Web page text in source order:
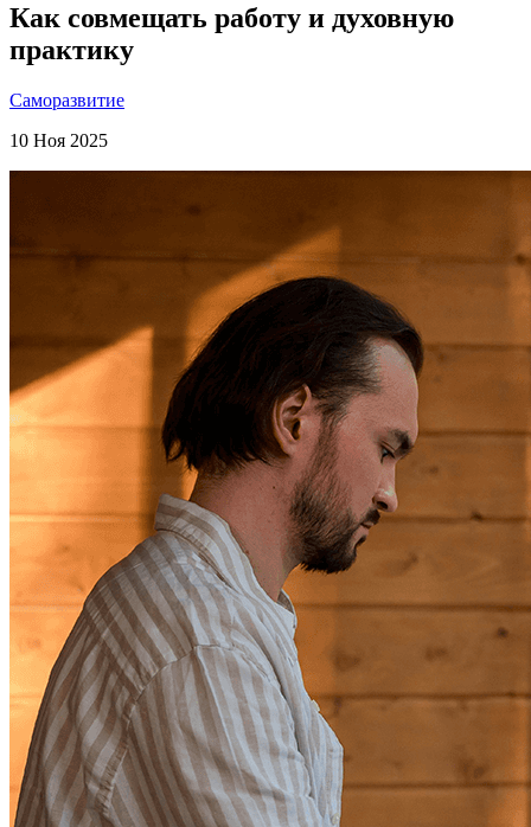
Как совмещать работу и духовную
практику
Саморазвитие
10 Ноя 2025